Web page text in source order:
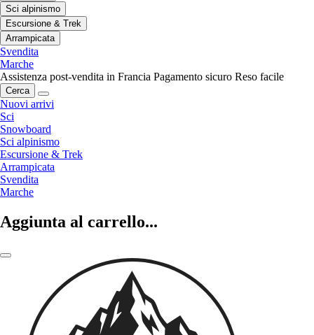
Sci alpinismo
Escursione & Trek
Arrampicata
Svendita
Marche
Assistenza post-vendita in Francia Pagamento sicuro Reso facile
Cerca
Nuovi arrivi
Sci
Snowboard
Sci alpinismo
Escursione & Trek
Arrampicata
Svendita
Marche
Aggiunta al carrello...